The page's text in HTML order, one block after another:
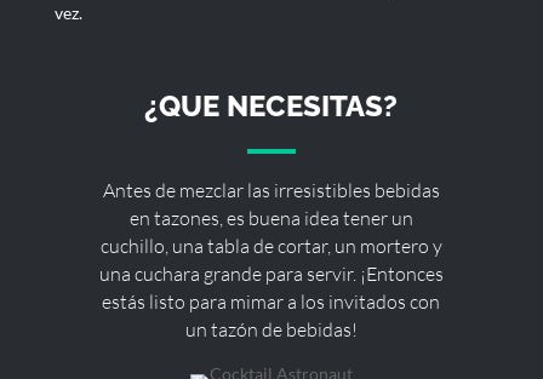
vez.
¿QUE NECESITAS?
Antes de mezclar las irresistibles bebidas
en tazones, es buena idea tener un
cuchillo, una tabla de cortar, un mortero y
una cuchara grande para servir. ¡Entonces
estás listo para mimar a los invitados con
un tazón de bebidas!